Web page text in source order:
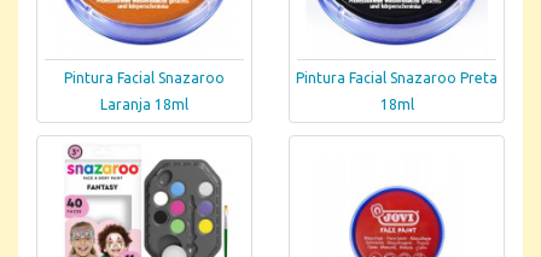
Pintura Facial Snazaroo
Laranja 18ml
Pintura Facial Snazaroo Preta
18ml